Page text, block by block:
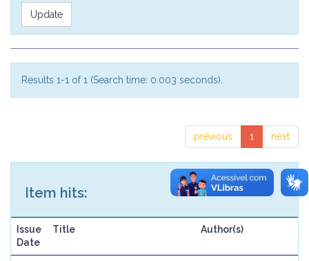
Results 1-1 of 1 (Search time: 0.003 seconds).
previous 1 next
Item hits:
Issue
Date
Title Author(s)